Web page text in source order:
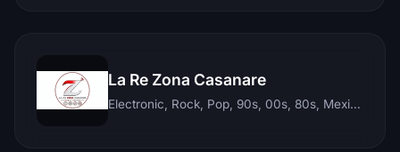
La Re Zona Casanare
Electronic, Rock, Pop, 90s, 00s, 80s, Mexican, Ranchera, Reggaeton, Instrumental, Salsa, Merengue, Tropical, Romantic, Vallenato, Llanera